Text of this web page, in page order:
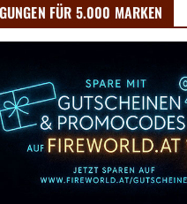
FÜR 5.000 MARKEN